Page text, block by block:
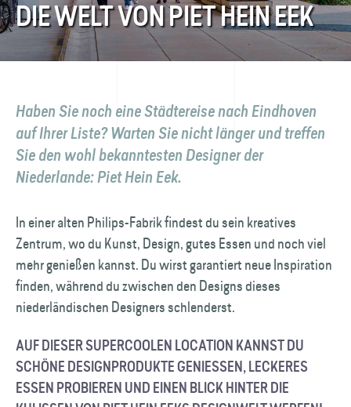
DIE WELT VON PIET HEIN EEK
Haben Sie noch eine Städtereise nach Eindhoven
auf Ihrer Liste? Warten Sie nicht länger und treffen
Sie den wohl bekanntesten Designer der
Niederlande: Piet Hein Eek.
In einer alten Philips-Fabrik findest du sein kreatives
Zentrum, wo du Kunst, Design, gutes Essen und noch viel
mehr genießen kannst. Du wirst garantiert neue Inspiration
finden, während du zwischen den Designs dieses
niederländischen Designers schlenderst.
AUF DIESER SUPERCOOLEN LOCATION KANNST DU
SCHÖNE DESIGNPRODUKTE GENIESSEN, LECKERES E
SSEN PROBIEREN UND EINEN BLICK HINTER DIE K